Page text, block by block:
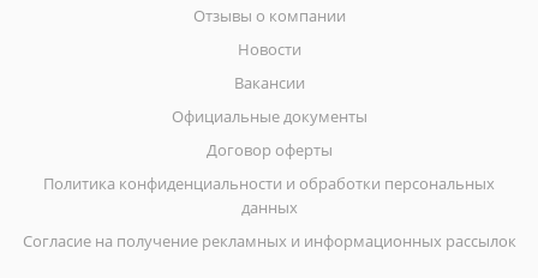
Отзывы о компании
Новости
Вакансии
Официальные документы
Договор оферты
Политика конфиденциальности и обработки персональных
данных
Согласие на получение рекламных и информационных рассылок